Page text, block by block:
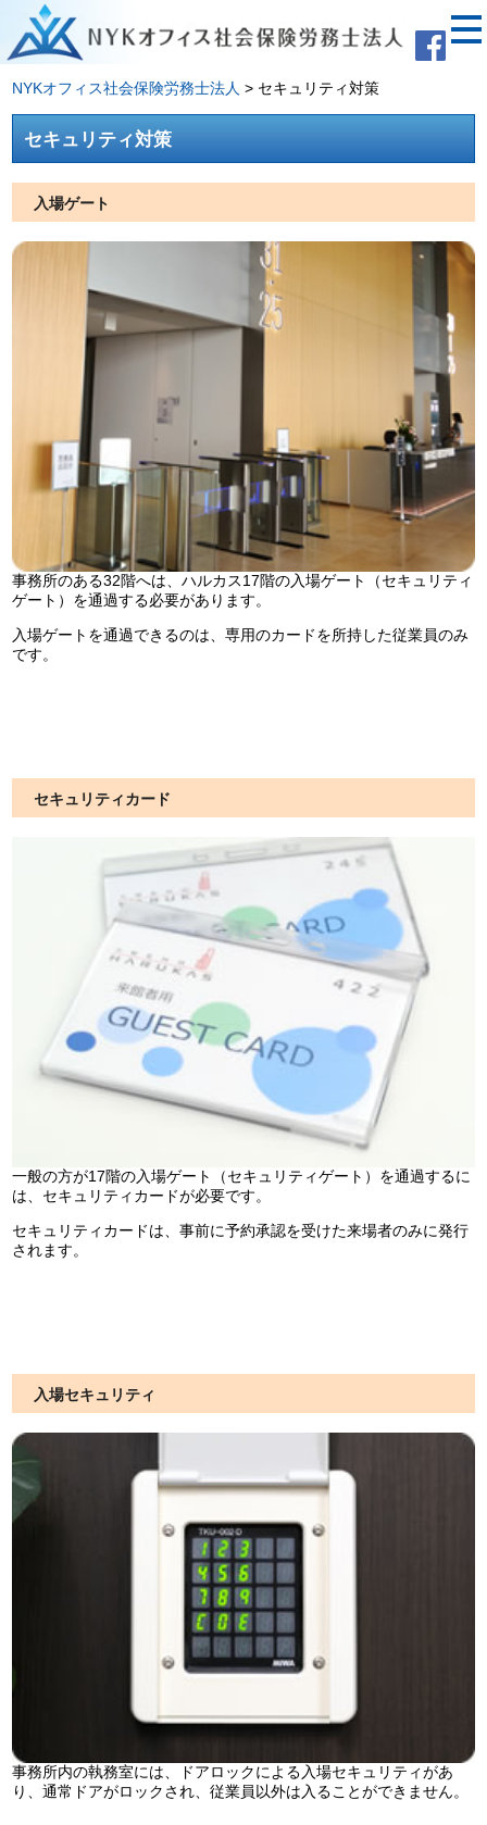
NYKオフィス社会保険労務士法人 > セキュリティ対策
セキュリティ対策
入場ゲート
事務所のある32階へは、ハルカス17階の入場ゲート（セキュリティ
ゲート）を通過する必要があります。
入場ゲートを通過できるのは、専用のカードを所持した従業員のみ
です。
セキュリティカード
一般の方が17階の入場ゲート（セキュリティゲート）を通過するに
は、セキュリティカードが必要です。
セキュリティカードは、事前に予約承認を受けた来場者のみに発行
されます。
入場セキュリティ
事務所内の執務室には、ドアロックによる入場セキュリティがあ
り、通常ドアがロックされ、従業員以外は入ることができません。